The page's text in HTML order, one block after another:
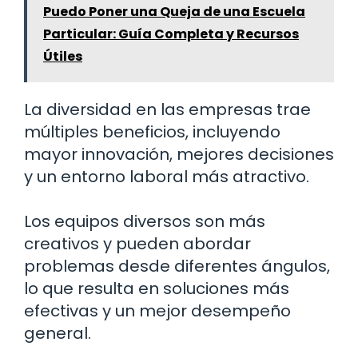
Puedo Poner una Queja de una Escuela
Particular: Guía Completa y Recursos
Útiles
La diversidad en las empresas trae
múltiples beneficios, incluyendo
mayor innovación, mejores decisiones
y un entorno laboral más atractivo.
Los equipos diversos son más
creativos y pueden abordar
problemas desde diferentes ángulos,
lo que resulta en soluciones más
efectivas y un mejor desempeño
general.